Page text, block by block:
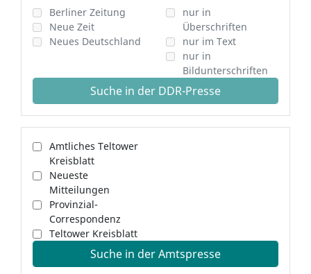
Berliner Zeitung
Neue Zeit
Neues Deutschland
nur in
Überschriften
nur im Text
nur in
Bildunterschriften
Suche in der DDR-Presse
Amtliches Teltower
Kreisblatt
Neueste
Mitteilungen
Provinzial-
Correspondenz
Teltower Kreisblatt
Suche in der Amtspresse